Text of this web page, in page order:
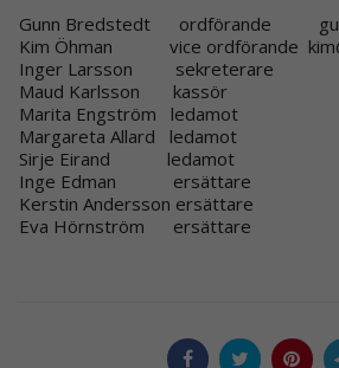
Gunn Bredstedt ordförande
Kim Öhman vice ordförande
Inger Larsson sekreterare
Maud Karlsson kassör
Marita Engström ledamot
Margareta Allard ledamot
Sirje Eirand ledamot
Inge Edman ersättare
Kerstin Andersson ersättare
Eva Hörnström ersättare